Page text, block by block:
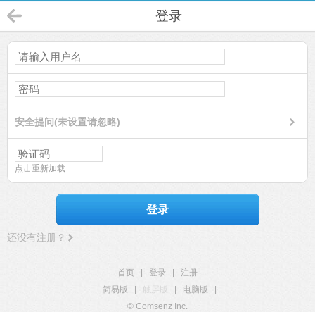
登录
安全提问(未设置请忽略)
点击重新加载
登录
还没有注册？
首页 登录
注册
简易版
触屏版 电脑版
© Comsenz Inc.